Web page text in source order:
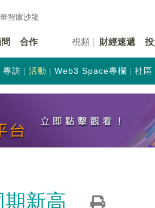
智庫沙龍
合作 視頻 財經速遞
專訪 活動 Web3 Space專欄 社區
新高